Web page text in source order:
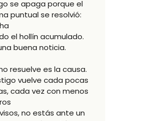
se apaga porque el
puntual se resolvió:
el hollín acumulado.
buena noticia.
resuelve es la causa.
vuelve cada pocas
cada vez con menos
no estás ante un